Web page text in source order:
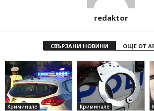
redaktor
СВЪРЗАНИ НОВИНИ ОЩЕ ОТ
Криминале Криминале